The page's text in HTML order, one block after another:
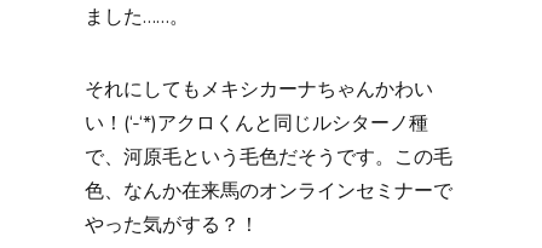
ました……。
それにしてもメキシカーナちゃんかわい
い！(‘-‘*)アクロくんと同じルシターノ種
で、河原毛という毛色だそうです。この毛
色、なんか在来馬のオンラインセミナーで
やった気がする？！